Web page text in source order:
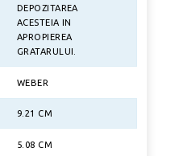
DEPOZITAREA
ACESTEIA IN
APROPIEREA
GRATARULUI.
WEBER
9.21 CM
5.08 CM